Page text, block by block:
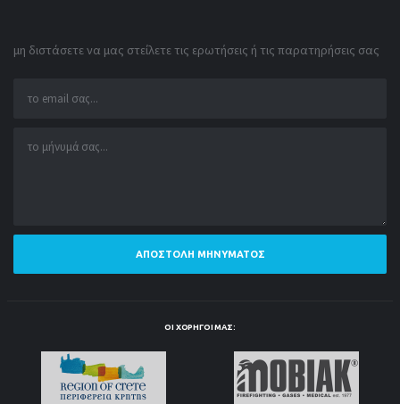
μη διστάσετε να μας στείλετε τις ερωτήσεις ή τις παρατηρήσεις σας
ΑΠΟΣΤΟΛΉ ΜΗΝΎΜΑΤΟΣ
ΟΙ ΧΟΡΗΓΟΊ ΜΑΣ: